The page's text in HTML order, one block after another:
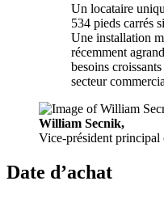
Un locataire
534 pieds carrés
Une installation
récemment
besoins
secteur
William Secnik,
Vice-président principal
Date d’achat